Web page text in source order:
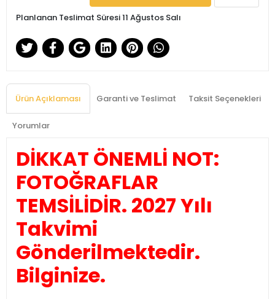
Planlanan Teslimat Süresi 11 Ağustos Salı
Ürün Açıklaması Garanti ve Teslimat Taksit Seçenekleri
Yorumlar
DİKKAT ÖNEMLİ NOT:
FOTOĞRAFLAR
TEMSİLİDİR. 2027 Yılı
Takvimi
Gönderilmektedir.
Bilginize.